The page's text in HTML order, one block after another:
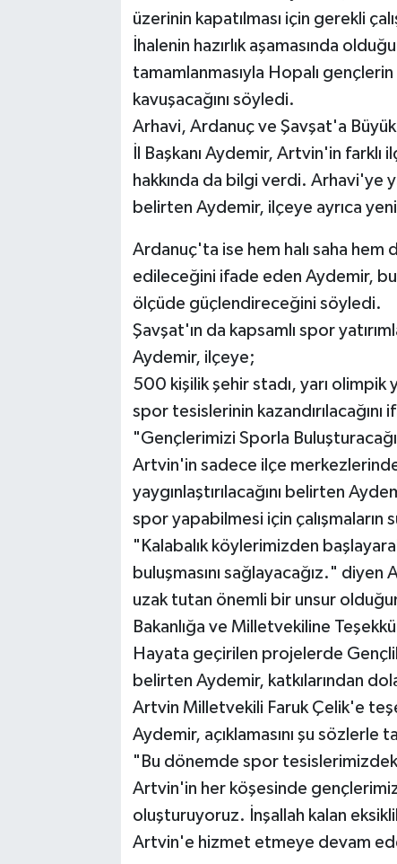
üzerinin kapatılması için gerekli
İhalenin hazırlık aşamasında
tamamlanmasıyla Hopalı
kavuşacağını söyledi.
Arhavi, Ardanuç ve Şavşat'a Büyük
İl Başkanı Aydemir, Artvin'in
hakkında da bilgi verdi. Arhavi'ye
belirten Aydemir, ilçeye ayrıca yeni
Ardanuç'ta ise hem halı saha hem
edileceğini ifade eden Aydemir, bu
ölçüde güçlendireceğini söyledi.
Şavşat'ın da kapsamlı spor
Aydemir, ilçeye;
500 kişilik şehir stadı, yarı olimpik
spor tesislerinin kazandırılacağını
"Gençlerimizi Sporla
Artvin'in sadece ilçe
yaygınlaştırılacağını belirten
spor yapabilmesi için çalışmaların
"Kalabalık köylerimizden
buluşmasını sağlayacağız."
uzak tutan önemli bir unsur
Bakanlığa ve Milletvekiline
Hayata geçirilen projelerde
belirten Aydemir, katkılarından
Artvin Milletvekili Faruk Çelik'e
Aydemir, açıklamasını şu sözlerle
"Bu dönemde spor
Artvin'in her köşesinde
oluşturuyoruz. İnşallah kalan
Artvin'e hizmet etmeye devam